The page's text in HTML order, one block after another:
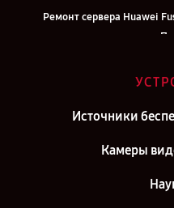
Ремонт сервера Huawei
Источники
Камеры